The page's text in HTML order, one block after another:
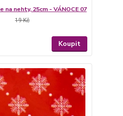
nehty, 25cm - VÁNOCE 07
19 Kč
Koupit